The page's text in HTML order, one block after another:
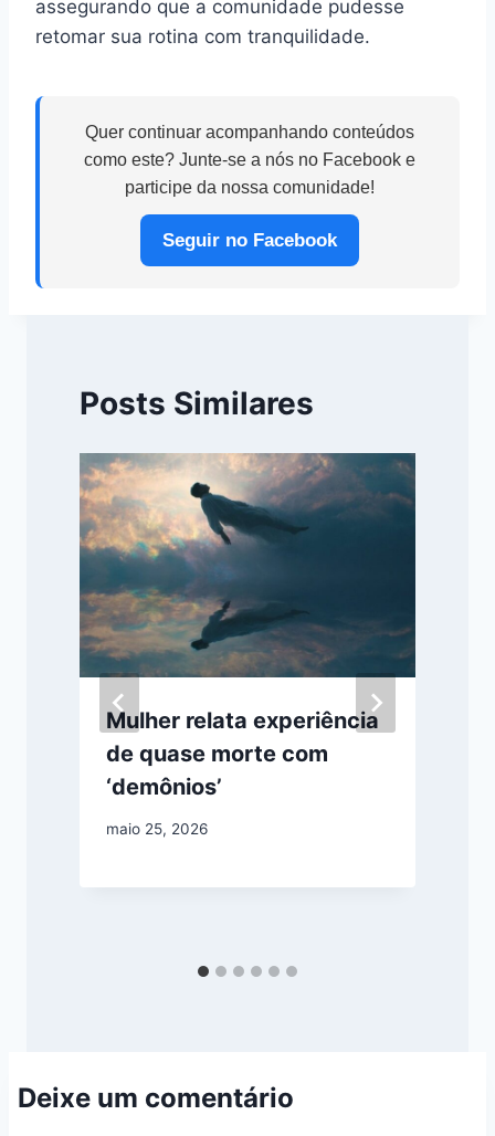
assegurando que a comunidade pudesse
retomar sua rotina com tranquilidade.
Quer continuar acompanhando conteúdos
como este? Junte-se a nós no Facebook e
participe da nossa comunidade!
Seguir no Facebook
Posts Similares
Mulher relata experiência
de quase morte com
‘demônios’
maio 25, 2026
Deixe um comentário